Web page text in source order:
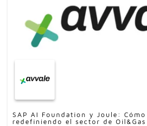
SAP AI Foundation y Joule:
redefiniendo el sector de